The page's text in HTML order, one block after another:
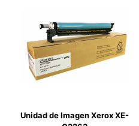
Unidad de Imagen Xerox XE-